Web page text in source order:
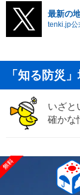
最新の
tenki.jp公
「知る防災
いざと
確かな